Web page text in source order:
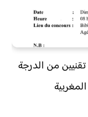
لائحة المدعوين لإجراء مباراة توظيف 02 تقنيين من الدرجة